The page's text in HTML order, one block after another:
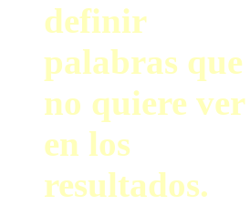
definir
palabras que
no quiere ver
en los
resultados.